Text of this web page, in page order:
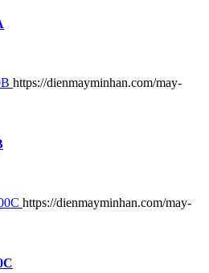
https://dienmayminhan.com/may-
https://dienmayminhan.com/may-